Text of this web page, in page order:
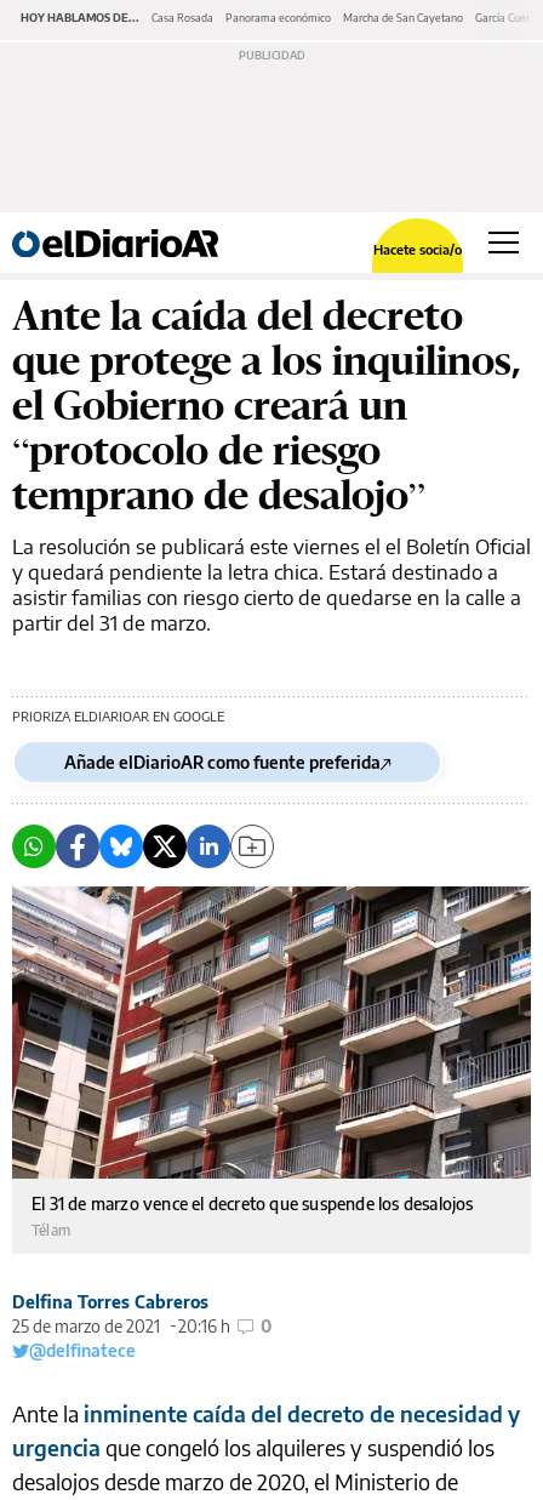
HOY HABLAMOS DE... Casa Rosada Panorama económico Marcha de San Cayetano García Cuerva
Hacete socia/o
Ante la caída del decreto
que protege a los inquilinos,
el Gobierno creará un
“protocolo de riesgo
temprano de desalojo”
La resolución se publicará este viernes el el Boletín Oficial
y quedará pendiente la letra chica. Estará destinado a
asistir familias con riesgo cierto de quedarse en la calle a
partir del 31 de marzo.
PRIORIZA ELDIARIOAR EN GOOGLE
Añade elDiarioAR como fuente preferida
El 31 de marzo vence el decreto que suspende los desalojos
Télam
Delfina Torres Cabreros
25 de marzo de 2021
20:16 h
0
@delfinatece
Ante la inminente caída del decreto de necesidad y
urgencia que congeló los alquileres y suspendió los
desalojos desde marzo de 2020, el Ministerio de